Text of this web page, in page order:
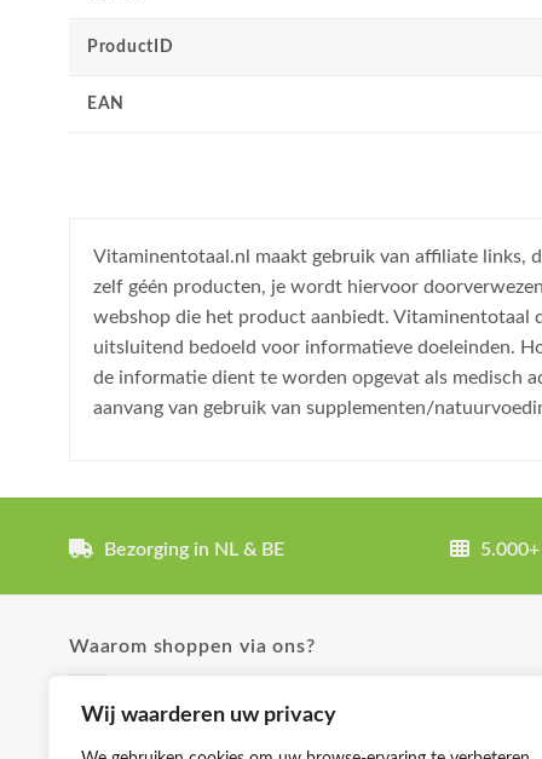
Wij waarderen uw privacy
ProductID
EAN
Vitaminentotaal.nl maakt gebruik van affiliate links,
zelf géén producten, je wordt hiervoor
webshop die het product aanbiedt. Vitaminentotaal
uitsluitend bedoeld voor informatieve doeleinden.
de informatie dient te worden opgevat als medisch
aanvang van gebruik van supplementen/
Bezorging in NL & BE
Waarom shoppen via ons?
✓ Uitgebreide product omschrijvingen